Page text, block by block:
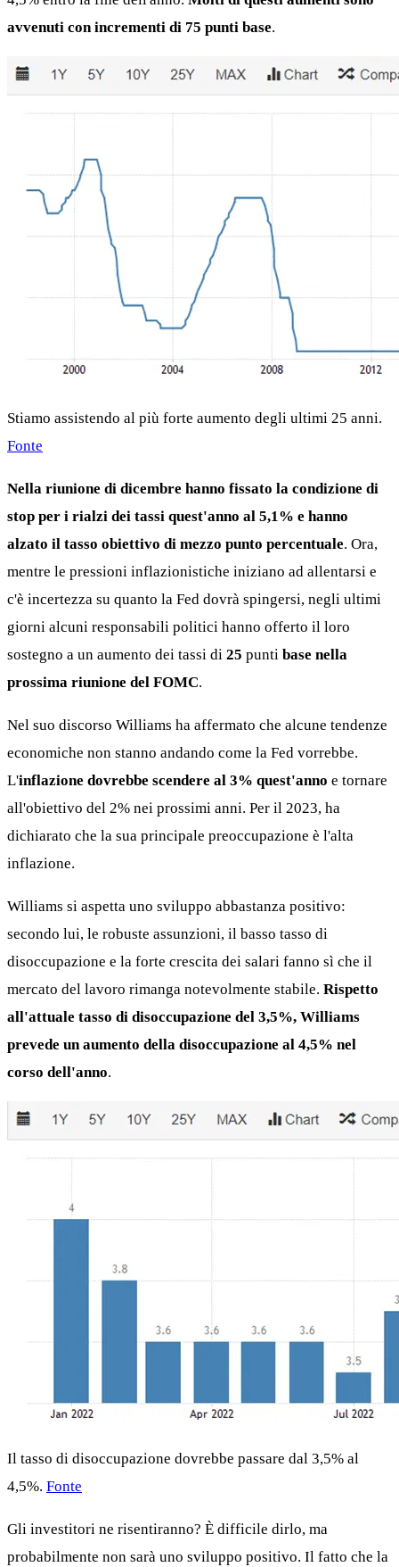
avvenuti con incrementi di 75 punti base.
Stiamo assistendo al più forte aumento degli ultimi 25 anni.
Fonte
Nella riunione di dicembre hanno fissato la condizione di
stop per i rialzi dei tassi quest'anno al 5,1% e hanno
alzato il tasso obiettivo di mezzo punto percentuale. Ora,
mentre le pressioni inflazionistiche iniziano ad allentarsi e
c'è incertezza su quanto la Fed dovrà spingersi, negli ultimi
giorni alcuni responsabili politici hanno offerto il loro
sostegno a un aumento dei tassi di 25 punti base nella
prossima riunione del FOMC.
Nel suo discorso Williams ha affermato che alcune tendenze
economiche non stanno andando come la Fed vorrebbe.
L'inflazione dovrebbe scendere al 3% quest'anno e tornare
all'obiettivo del 2% nei prossimi anni. Per il 2023, ha
dichiarato che la sua principale preoccupazione è l'alta
inflazione.
Williams si aspetta uno sviluppo abbastanza positivo:
secondo lui, le robuste assunzioni, il basso tasso di
disoccupazione e la forte crescita dei salari fanno sì che il
mercato del lavoro rimanga notevolmente stabile. Rispetto
all'attuale tasso di disoccupazione del 3,5%, Williams
prevede un aumento della disoccupazione al 4,5% nel
corso dell'anno.
Il tasso di disoccupazione dovrebbe passare dal 3,5% al
4,5%. Fonte
Gli investitori ne risentiranno? È difficile dirlo, ma
probabilmente non sarà uno sviluppo positivo. Il fatto che la